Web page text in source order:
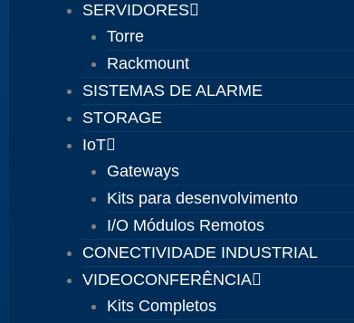
SERVIDORES
Torre
Rackmount
SISTEMAS DE ALARME
STORAGE
IoT
Gateways
Kits para desenvolvimento
I/O Módulos Remotos
CONECTIVIDADE INDUSTRIAL
VIDEOCONFERÊNCIA
Kits Completos